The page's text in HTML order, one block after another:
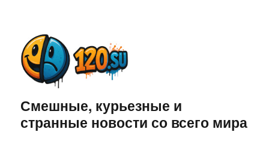
Смешные, курьезные и
странные новости со всего мира